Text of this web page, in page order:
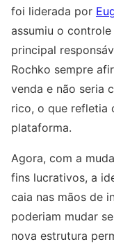
foi liderada por
assumiu o
principal
Rochko sempre
venda e não seria
rico, o que refletia
plataforma.
Agora, com a
fins lucrativos, a
caia nas mãos de
poderiam mudar
nova estrutura